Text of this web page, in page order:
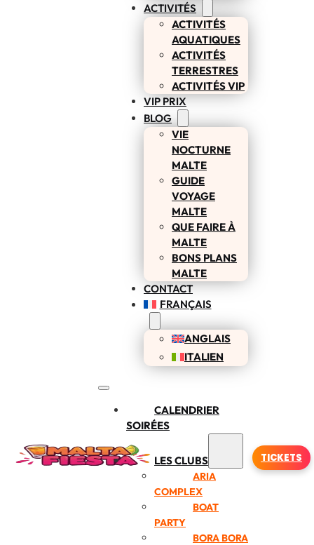
ACTIVITÉS
ACTIVITÉS
AQUATIQUES
ACTIVITÉS
TERRESTRES
ACTIVITÉS VIP
VIP PRIX
BLOG
VIE
NOCTURNE
MALTE
GUIDE
VOYAGE
MALTE
QUE FAIRE À
MALTE
BONS PLANS
MALTE
CONTACT
FRANÇAIS
ANGLAIS
ITALIEN
CALENDRIER
SOIRÉES
LES CLUBS
ARIA
COMPLEX
BOAT
PARTY
BORA BORA
TICKETS